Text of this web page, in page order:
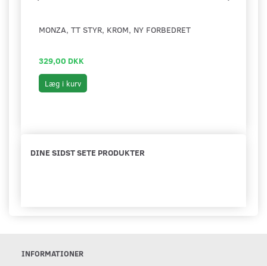
MONZA, TT STYR, KROM, NY FORBEDRET
329,00 DKK
Læg i kurv
DINE SIDST SETE PRODUKTER
INFORMATIONER